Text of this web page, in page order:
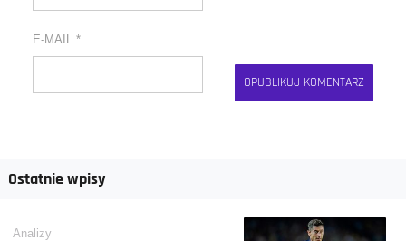
E-MAIL *
Ostatnie wpisy
Analizy